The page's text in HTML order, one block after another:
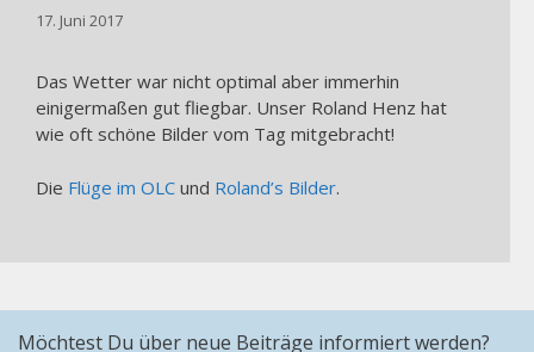
17. Juni 2017
Das Wetter war nicht optimal aber immerhin
einigermaßen gut fliegbar. Unser Roland Henz hat
wie oft schöne Bilder vom Tag mitgebracht!
Die Flüge im OLC und Roland’s Bilder.
Möchtest Du über neue Beiträge informiert werden?